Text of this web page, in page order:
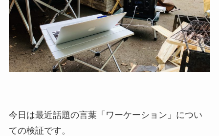
今日は最近話題の言葉「ワーケーション」につい
ての検証です。